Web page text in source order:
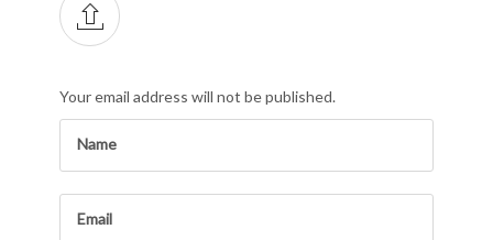
Your email address will not be published.